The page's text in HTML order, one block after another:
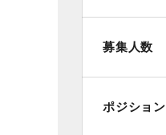
募集人数
ポジション